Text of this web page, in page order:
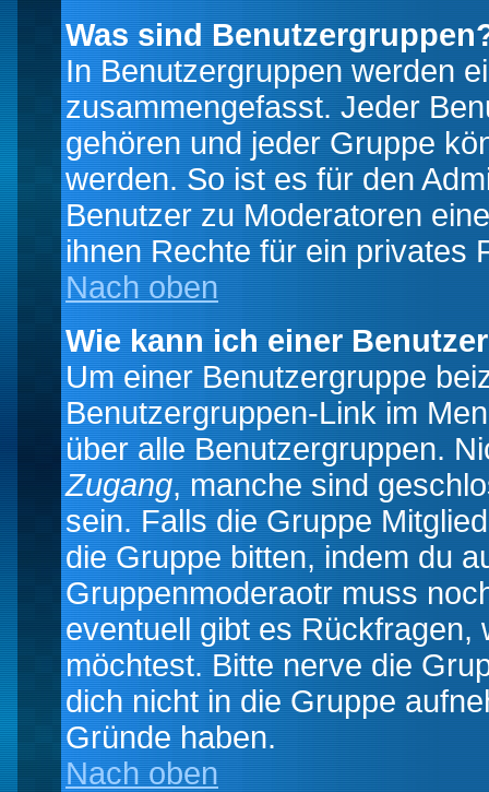
Was sind
In Benutzergruppen werden
zusammengefasst. Jeder
gehören und jeder Gruppe
werden. So ist es für den
Benutzer zu Moderatoren
ihnen Rechte für ein privates
Nach oben
Wie kann ich einer
Um einer Benutzergruppe
Benutzergruppen-Link im
über alle Benutzergruppen.
Zugang, manche sind
sein. Falls die Gruppe
die Gruppe bitten, indem du
Gruppenmoderaotr muss
eventuell gibt es
möchtest. Bitte nerve die
dich nicht in die Gruppe
Gründe haben.
Nach oben